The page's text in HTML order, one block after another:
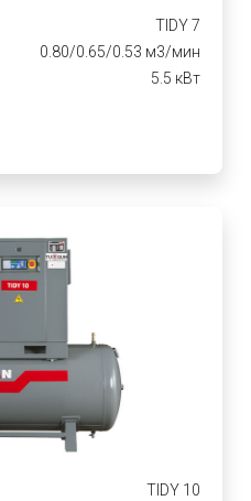
TIDY 7
0.80/0.65/0.53 м3/мин
5.5 кВт
TIDY 10